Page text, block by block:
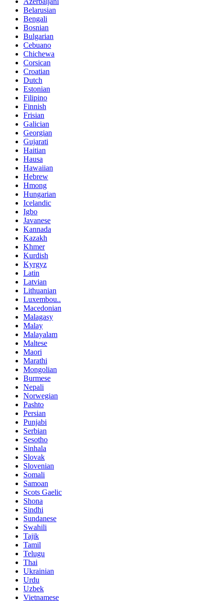
Belarusian
Bengali
Bosnian
Bulgarian
Cebuano
Chichewa
Corsican
Croatian
Dutch
Estonian
Filipino
Finnish
Frisian
Galician
Georgian
Gujarati
Haitian
Hausa
Hawaiian
Hebrew
Hmong
Hungarian
Icelandic
Igbo
Javanese
Kannada
Kazakh
Khmer
Kurdish
Kyrgyz
Latin
Latvian
Lithuanian
Luxembou..
Macedonian
Malagasy
Malay
Malayalam
Maltese
Maori
Marathi
Mongolian
Burmese
Nepali
Norwegian
Pashto
Persian
Punjabi
Serbian
Sesotho
Sinhala
Slovak
Slovenian
Somali
Samoan
Scots Gaelic
Shona
Sindhi
Sundanese
Swahili
Tajik
Tamil
Telugu
Thai
Ukrainian
Urdu
Uzbek
Vietnamese